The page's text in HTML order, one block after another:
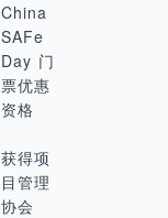
China
SAFe
Day 门
票优惠
资格
获得项
目管理
协会